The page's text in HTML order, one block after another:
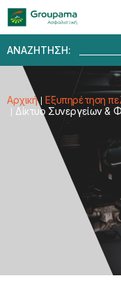
ΑΝΑΖΗΤΗΣΗ:
Αρχική Εξυπηρέτηση
Δίκτυο Συνεργείων &